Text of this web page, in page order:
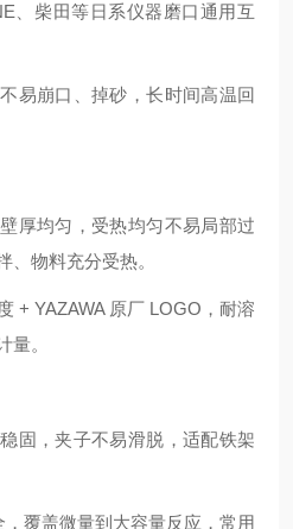
、柴田等日系仪器磨口通用互
易崩口、掉砂，长时间高温回
厚均匀，受热均匀不易局部过
、物料充分受热。
+ YAZAWA 原厂 LOGO，耐溶
量。
固，夹子不易滑脱，适配铁架
覆盖微量到大容量反应，常用